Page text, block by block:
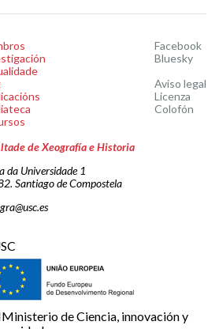
Facebook
Bluesky
Aviso legal
Licenza
Colofón
de Xeografía e Historia
da Universidade 1
Santiago de Compostela